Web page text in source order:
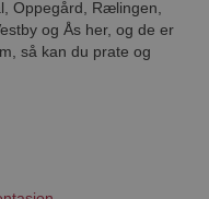
Oppegård, Rælingen,
og Ås her, og de er
så kan du prate og